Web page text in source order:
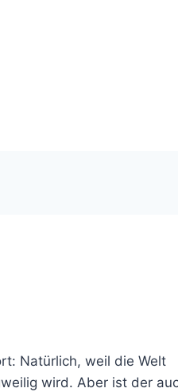
Natürlich, weil die Welt
wird. Aber ist der